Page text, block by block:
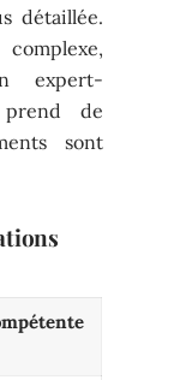
détaillée.
expert-
prend de
sont